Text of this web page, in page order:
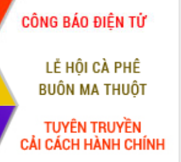
tạo (AI)
năm 2026
Đắk Lắk
họp thứ
khơi
HĐND
hành chính
chính với
UBND tỉnh